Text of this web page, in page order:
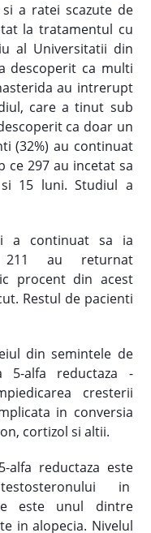
a ratei scazute de
la tratamentul cu
al Universitatii din
descoperit ca multi
au intrerupt
care a tinut sub
ca doar un
(32%) au continuat
297 au incetat sa
15 luni. Studiul a
a continuat sa ia
211 au returnat
procent din acest
Restul de pacienti
din semintele de
5-alfa reductaza -
cresterii
in conversia
cortizol si altii.
alfa reductaza este
in
este unul dintre
in alopecia. Nivelul